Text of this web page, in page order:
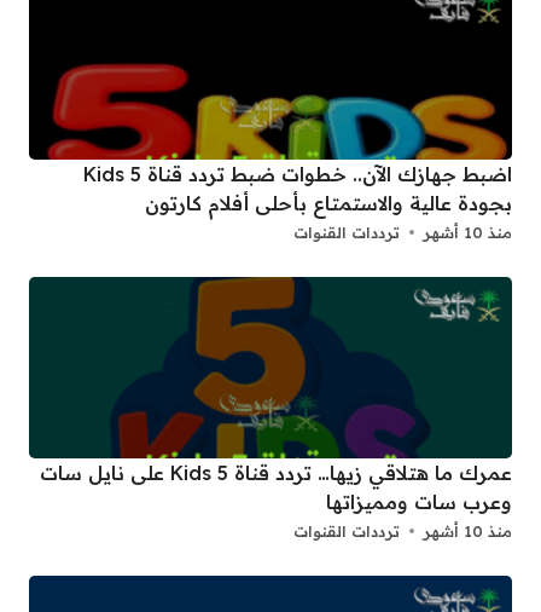
اضبط جهازك الآن.. خطوات ضبط تردد قناة 5 Kids
بجودة عالية والاستمتاع بأحلى أفلام كارتون
منذ 10 أشهر ترددات القنوات
عمرك ما هتلاقي زيها… تردد قناة 5 Kids على نايل سات
وعرب سات ومميزاتها
منذ 10 أشهر ترددات القنوات